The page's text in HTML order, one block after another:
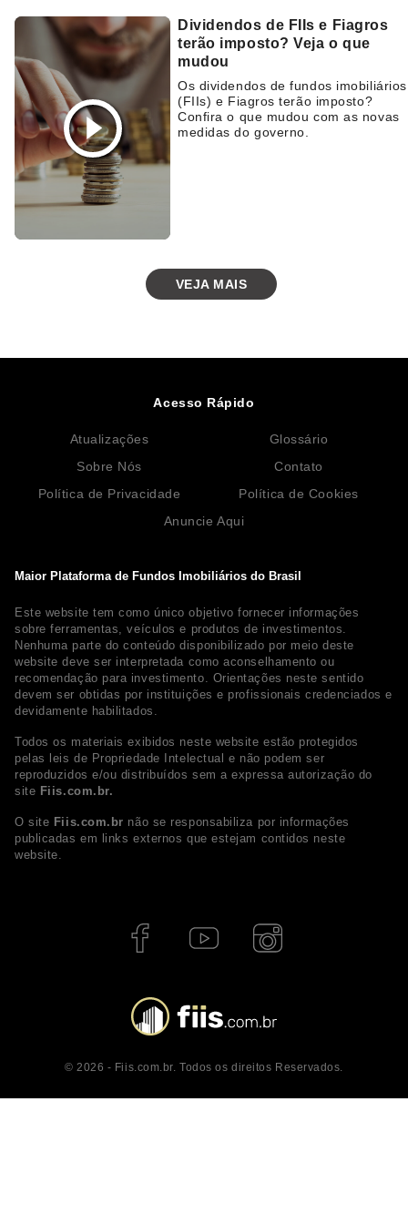
Dividendos de FIIs e Fiagros
terão imposto? Veja o que
mudou
Os dividendos de fundos imobiliários
(FIIs) e Fiagros terão imposto?
Confira o que mudou com as novas
medidas do governo.
VEJA MAIS
Maior Plataforma de Fundos Imobiliários do Brasil
Este website tem como único objetivo fornecer informações
sobre ferramentas, veículos e produtos de investimentos.
Nenhuma parte do conteúdo disponibilizado por meio deste
website deve ser interpretada como aconselhamento ou
recomendação para investimento. Orientações neste sentido
devem ser obtidas por instituições e profissionais credenciados e
devidamente habilitados.
Todos os materiais exibidos neste website estão protegidos
pelas leis de Propriedade Intelectual e não podem ser
reproduzidos e/ou distribuídos sem a expressa autorização do
site Fiis.com.br.
O site Fiis.com.br não se responsabiliza por informações
publicadas em links externos que estejam contidos neste
website.
Acesso Rápido
Atualizações
Glossário
Sobre Nós
Contato
Política de Privacidade
Política de Cookies
Anuncie Aqui
© 2026 - Fiis.com.br. Todos os direitos Reservados.